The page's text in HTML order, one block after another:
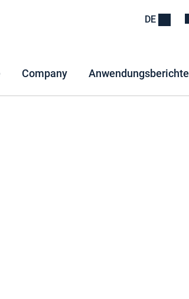
DE
Company Anwendungsberichte